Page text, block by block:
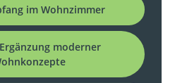
im Wohnzimmer
moderner